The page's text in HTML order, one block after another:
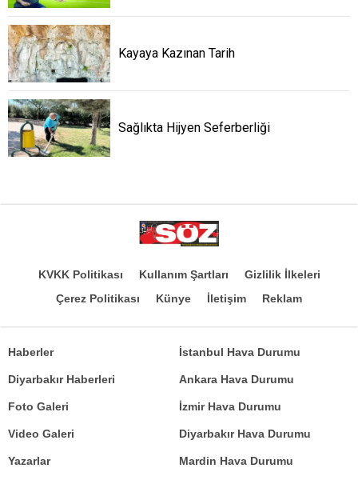
Kayaya Kazınan Tarih
Sağlıkta Hijyen Seferberliği
KVKK Politikası Kullanım Şartları
Gizlilik İlkeleri
Çerez Politikası
Künye İletişim Reklam
Haberler
Diyarbakır Haberleri
Foto Galeri
Video Galeri
Yazarlar
İstanbul Hava Durumu
Ankara Hava Durumu
İzmir Hava Durumu
Diyarbakır Hava Durumu
Mardin Hava Durumu